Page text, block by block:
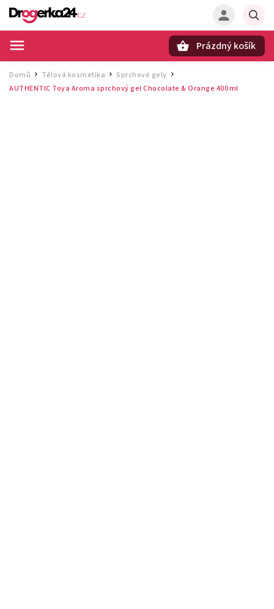
Prázdný košík
Domů / Tělová kosmetika / Sprchové gely
AUTHENTIC Toya Aroma sprchový gel Chocolate & Orange 400 ml